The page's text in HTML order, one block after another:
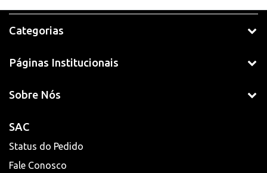
Categorias
Páginas Institucionais
Sobre Nós
SAC
Status do Pedido
Fale Conosco